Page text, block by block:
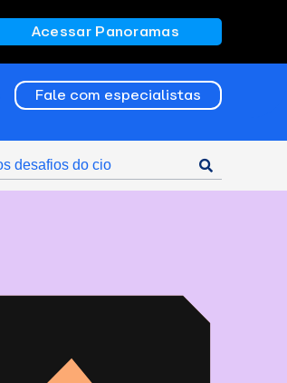
Acessar Panoramas
Fale com especialistas